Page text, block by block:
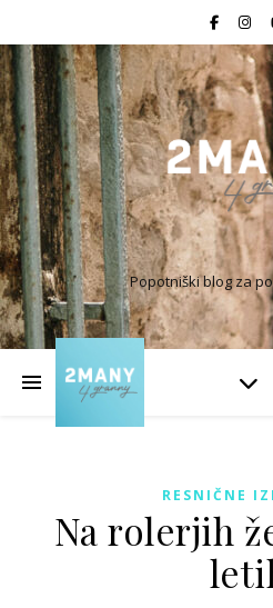
Popotniški blog za
RESNIČNE
Na rolerjih